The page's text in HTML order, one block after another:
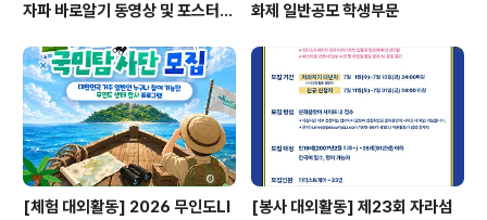
자파 바로알기 동영상 및 포스터
화제 일반공모 학생부문
[체험 대외활동] 2026 무인도LI
[봉사 대외활동] 제23회 자라섬